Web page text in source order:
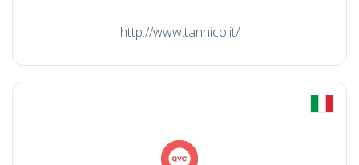
http://www.tannico.it/